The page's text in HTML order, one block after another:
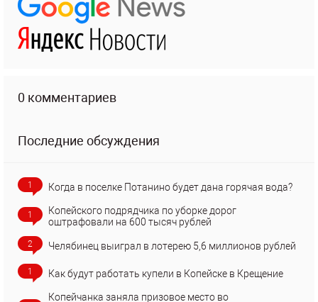
0 комментариев
Последние обсуждения
1 Когда в поселке Потанино будет дана горячая вода?
1
Копейского подрядчика по уборке дорог
оштрафовали на 600 тысяч рублей
2 Челябинец выиграл в лотерею 5,6 миллионов рублей
1 Как будут работать купели в Копейске в Крещение
Копейчанка заняла призовое место во